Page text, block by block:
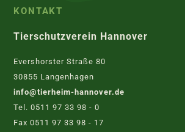
KONTAKT
Tierschutzverein Hannover
Evershorster Straße 80
30855 Langenhagen
info@tierheim-hannover.de
Tel. 0511 97 33 98 - 0
Fax 0511 97 33 98 - 17